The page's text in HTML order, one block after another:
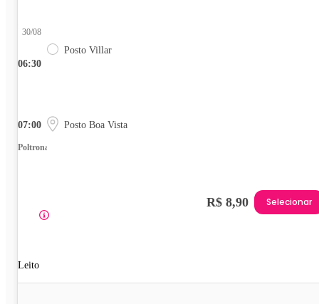
06:30
30/08
Posto Villar
07:00 Posto Boa Vista
Poltrona
Leito
R$ 8,90 Selecionar